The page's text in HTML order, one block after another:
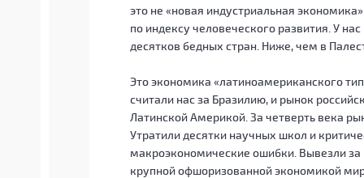
это не «новая индустриальная
по индексу человеческого развития. У
десятков бедных стран. Ниже, чем в
Это экономика «латиноамериканского
считали нас за Бразилию, и рынок
Латинской Америкой. За четверть века
Утратили десятки научных школ и
макроэкономические ошибки. Вывезли
крупной офшоризованной экономикой